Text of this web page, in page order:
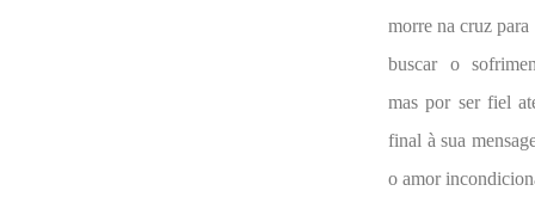
morre na cruz para
buscar o
mas por ser fiel
final à sua
o amor